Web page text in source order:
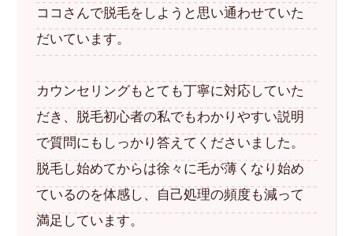
ココさんで脱毛をしようと思い通わせていた
だいています。
カウンセリングもとても丁寧に対応していた
だき、脱毛初心者の私でもわかりやすい説明
で質問にもしっかり答えてくださいました。
脱毛し始めてからは徐々に毛が薄くなり始め
ているのを体感し、自己処理の頻度も減って
満足しています。